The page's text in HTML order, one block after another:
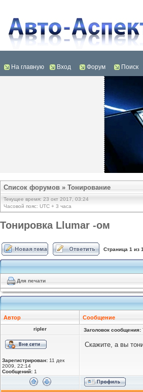
На главную Вход Форум Поиск
Список форумов » Тонирование
Текущее время: 23 окт 2017, 03:24
Часовой пояс: UTC + 3 часа
Тонировка Llumar -ом
Страница 1 из 1
Для печати
Автор Сообщение
ripler Заголовок сообщения:
Зарегистрирован: 11 дек
2009, 22:14
Сообщений: 1
Скажите, а вы